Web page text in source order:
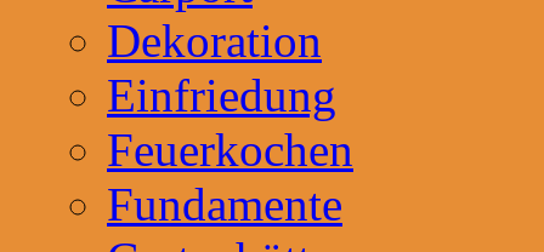
Dekoration
Einfriedung
Feuerkochen
Fundamente